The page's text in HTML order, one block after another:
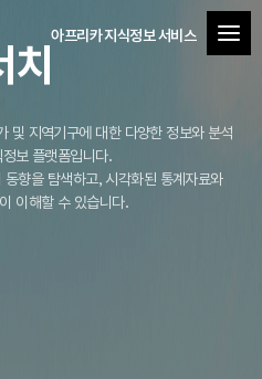
아프리카 지식정보 서비스
및 지역기구에 대한 다양한 정보와 분석
보 플랫폼입니다.
향을 탐색하고, 시각화된 통계자료와
이해할 수 있습니다.